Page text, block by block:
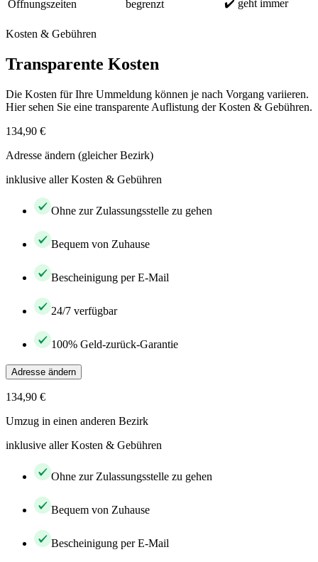
Öffnungszeiten begrenzt ✔️ geht immer
Kosten & Gebühren
Transparente Kosten
Die Kosten für Ihre Ummeldung können je nach Vorgang variieren.
Hier sehen Sie eine transparente Auflistung der Kosten & Gebühren.
134,90 €
Adresse ändern (gleicher Bezirk)
inklusive aller Kosten & Gebühren
Ohne zur Zulassungsstelle zu gehen
Bequem von Zuhause
Bescheinigung per E-Mail
24/7 verfügbar
100% Geld-zurück-Garantie
Adresse ändern
134,90 €
Umzug in einen anderen Bezirk
inklusive aller Kosten & Gebühren
Ohne zur Zulassungsstelle zu gehen
Bequem von Zuhause
Bescheinigung per E-Mail